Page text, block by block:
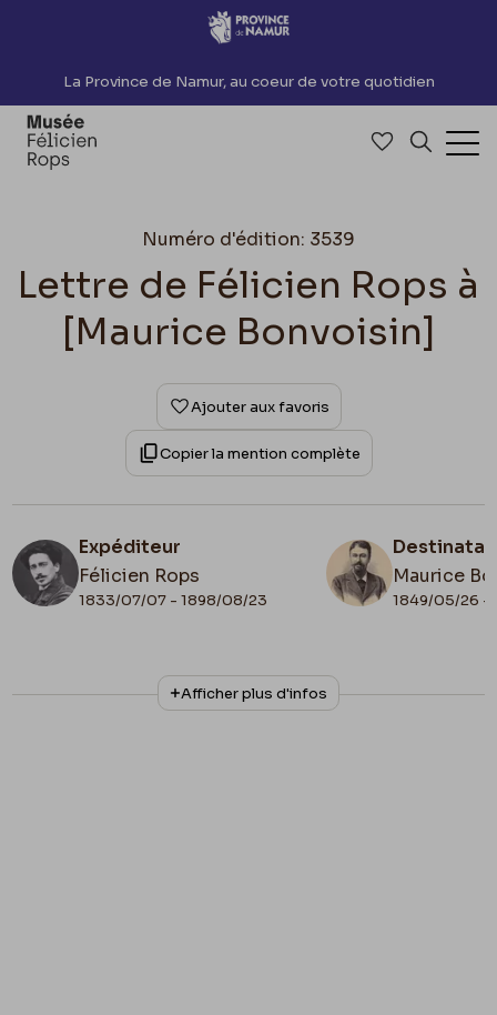
Accèder directement au contenu
La Province de Namur, au coeur de votre quotidien
Accéder à
Numéro d'édition: 3539
Lettre de Félicien Rops à
[Maurice Bonvoisin]
Ajouter aux favoris
Copier la mention complète
Expéditeur
Félicien Rops
1833/07/07 - 1898/08/23
Maurice
1849/05/26 -
N° d'inventaire
Bon/LE/149
Collationnage
Scan
Afficher plus d'infos